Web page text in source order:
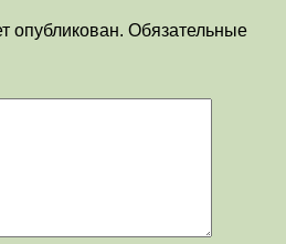
опубликован. Обязательные